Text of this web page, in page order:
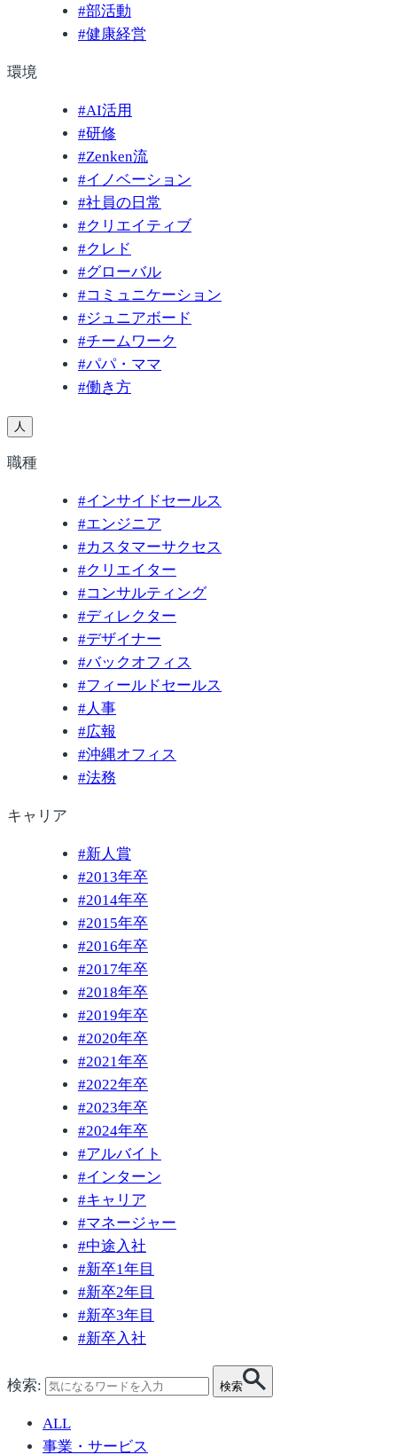
#部活動
#健康経営
環境
#AI活用
#研修
#Zenken流
#イノベーション
#社員の日常
#クリエイティブ
#クレド
#グローバル
#コミュニケーション
#ジュニアボード
#チームワーク
#パパ・ママ
#働き方
人
職種
#インサイドセールス
#エンジニア
#カスタマーサクセス
#クリエイター
#コンサルティング
#ディレクター
#デザイナー
#バックオフィス
#フィールドセールス
#人事
#広報
#沖縄オフィス
#法務
キャリア
#新人賞
#2013年卒
#2014年卒
#2015年卒
#2016年卒
#2017年卒
#2018年卒
#2019年卒
#2020年卒
#2021年卒
#2022年卒
#2023年卒
#2024年卒
#アルバイト
#インターン
#キャリア
#マネージャー
#中途入社
#新卒1年目
#新卒2年目
#新卒3年目
#新卒入社
検索: 検索
ALL
事業・サービス